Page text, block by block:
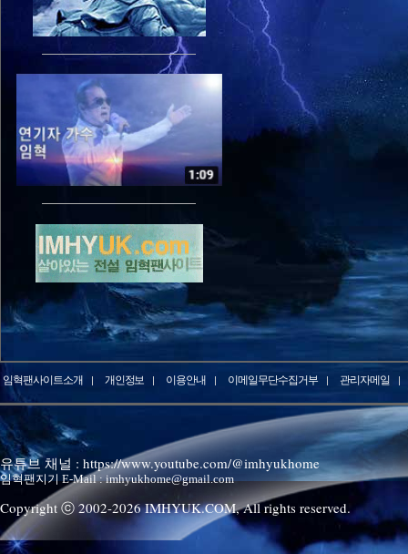
임혁팬사이트소개 개인정보 이용안내 이메일무단수집거부 관리자메일
유튜브 채널 : https://www.youtube.com/@imhyukhome
임혁팬지기 E-Mail : imhyukhome@gmail.com
Copyright ⓒ 2002-2026IMHYUK.COM,All rights reserved.